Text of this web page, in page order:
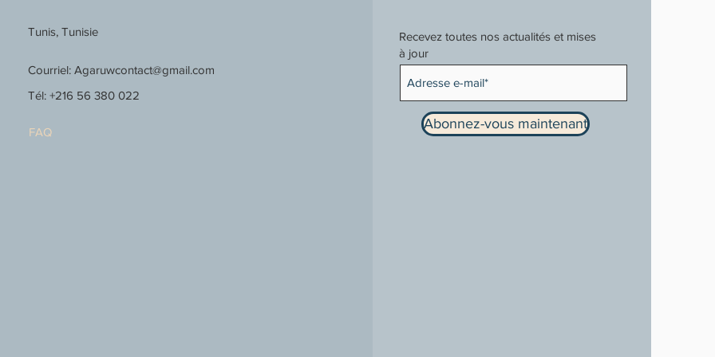
Tunis, Tunisie
Courriel: Agaruwcontact@gmail.com
Tél: +216 56 380 022
FAQ
Recevez toutes nos actualités et mises
à jour
Abonnez-vous maintenant